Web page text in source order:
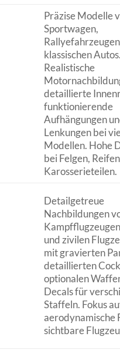
Präzise Modelle
Sportwagen,
klassischen Autos.
Realistische
detaillierte
funktionierende
Aufhängungen
Lenkungen bei
Modellen. Hohe
bei Felgen,
Karosserieteilen.
Detailgetreue
Nachbildungen
und zivilen
mit gravierten
detaillierten
optionalen
Decals für
Staffeln. Fokus
aerodynamische
sichtbare